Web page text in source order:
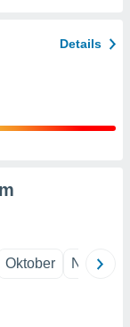
Details
Oktober